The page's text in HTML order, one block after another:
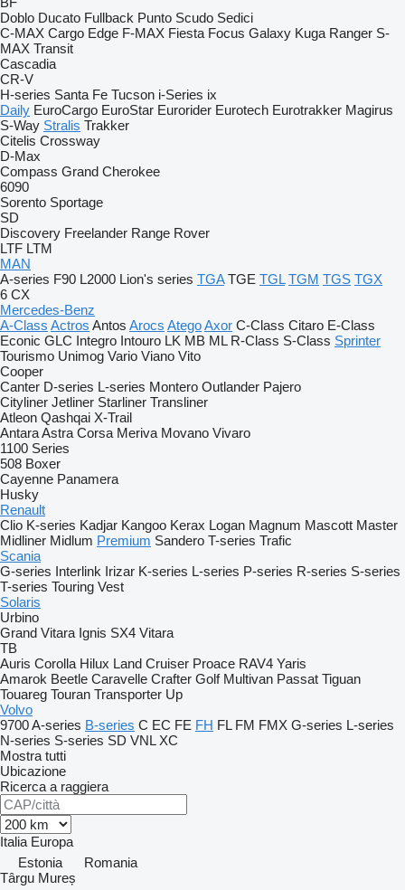
Doblo Ducato Fullback Punto Scudo Sedici
C-MAX Cargo Edge F-MAX Fiesta Focus Galaxy Kuga Ranger S-
MAX Transit
Cascadia
CR-V
H-series Santa Fe Tucson i-Series ix
Daily EuroCargo EuroStar Eurorider Eurotech Eurotrakker Magirus
S-Way Stralis Trakker
Citelis Crossway
D-Max
Compass Grand Cherokee
6090
Sorento Sportage
SD
Discovery Freelander Range Rover
LTF LTM
MAN
A-series F90 L2000 Lion's series TGA TGE TGL TGM TGS TGX
6 CX
Mercedes-Benz
A-Class Actros Antos Arocs AtegoAxor C-Class Citaro E-Class
Econic GLC Integro Intouro LK MB ML R-Class S-Class Sprinter
Tourismo Unimog Vario Viano Vito
Cooper
Canter D-series L-series Montero Outlander Pajero
Cityliner Jetliner Starliner Transliner
Atleon Qashqai X-Trail
AntaraAstra Corsa Meriva Movano Vivaro
1100 Series
508 Boxer
Cayenne Panamera
Husky
Renault
Clio K-series Kadjar Kangoo Kerax Logan Magnum Mascott Master
Midliner Midlum Premium Sandero T-series Trafic
Scania
G-series Interlink Irizar K-series L-series P-series R-series S-series
T-series Touring Vest
Solaris
Urbino
Grand Vitara Ignis SX4 Vitara
TB
Auris Corolla Hilux Land Cruiser Proace RAV4 Yaris
Amarok Beetle Caravelle Crafter Golf Multivan Passat Tiguan
Touareg Touran Transporter Up
Volvo
9700A-series B-series C EC FE FH FL FM FMX G-series L-series
N-series S-series SD VNL XC
Mostra tutti
Ubicazione
Ricerca a raggiera
Italia Europa
Estonia
Romania
Târgu Mureș